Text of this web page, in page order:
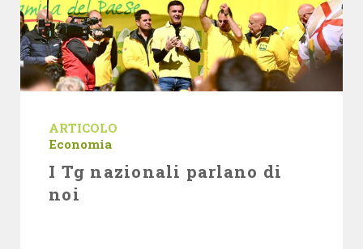
ARTICOLO
Economia
I Tg nazionali parlano di
noi